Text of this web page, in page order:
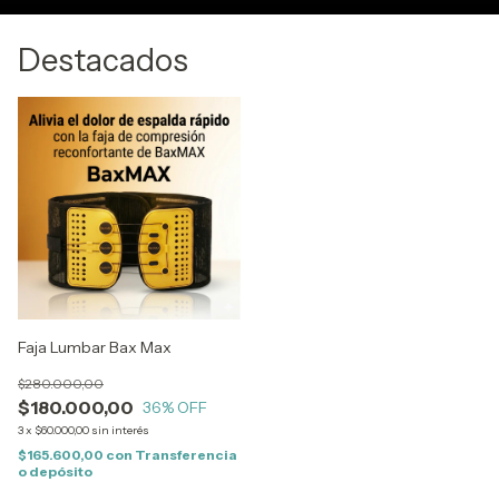
Destacados
Faja Lumbar Bax Max
$180.000,00
$280.000,00
36% OFF
3x $60.000,00 sin interés
$165.600,00 con Transferencia
o depósito